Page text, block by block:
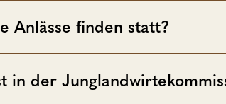
Anlässe finden statt?
in der